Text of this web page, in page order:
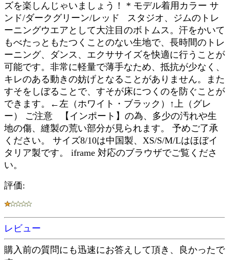
ズを楽しんじゃいましょう！ * モデル着用カラー サ
ンド/ダークグリーン/レッド スタジオ、ジムのトレ
ーニングウエアとして大注目のボトムス。汗をかいて
もべたっともたつくことのない生地で、長時間のトレ
ーニング、ダンス、エクササイズを快適に行うことが
可能です。非常に軽量で薄手なため、抵抗が少なく、
キレのある動きの妨げとなることがありません。また
すそをしぼることで、すそが床につくのを防ぐことが
できます。←左（ホワイト・ブラック）↑上（グレ
ー） ご注意 【インポート】の為、多少の汚れや生
地の傷、縫製の荒い部分が見られます。 予めご了承
ください。 サイズ8/10は中国製、XS/S/M/Lはほぼイ
タリア製です。 iframe 対応のブラウザでご覧くださ
い。
評価:
レビュー
購入前の質問にも迅速にお答えして頂き、良かったで